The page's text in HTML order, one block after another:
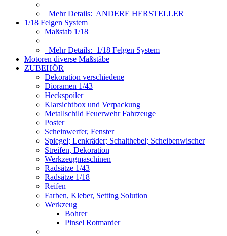
Mehr Details: ANDERE HERSTELLER
1/18 Felgen System
Maßstab 1/18
Mehr Details: 1/18 Felgen System
Motoren diverse Maßstäbe
ZUBEHÖR
Dekoration verschiedene
Dioramen 1/43
Heckspoiler
Klarsichtbox und Verpackung
Metallschild Feuerwehr Fahrzeuge
Poster
Scheinwerfer, Fenster
Spiegel; Lenkräder; Schalthebel; Scheibenwischer
Streifen, Dekoration
Werkzeugmaschinen
Radsätze 1/43
Radsätze 1/18
Reifen
Farben, Kleber, Setting Solution
Werkzeug
Bohrer
Pinsel Rotmarder